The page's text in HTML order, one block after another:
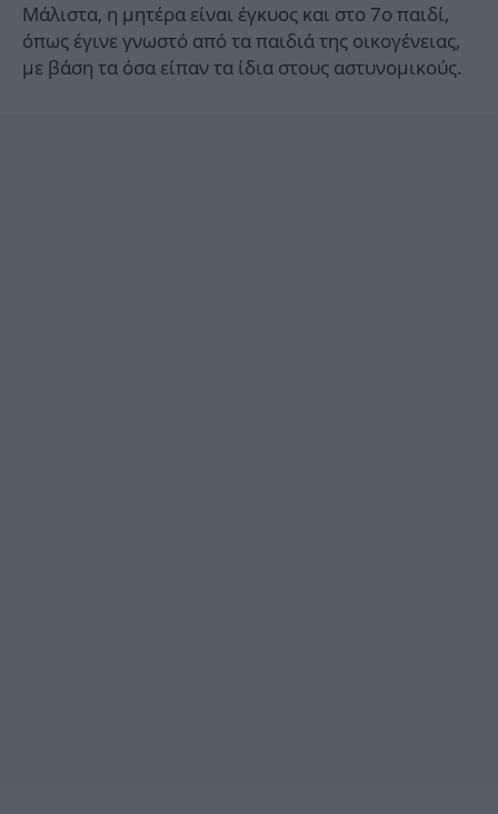
Μάλιστα, η μητέρα είναι έγκυος και στο 7ο παιδί,
όπως έγινε γνωστό από τα παιδιά της οικογένειας,
με βάση τα όσα είπαν τα ίδια στους αστυνομικούς.